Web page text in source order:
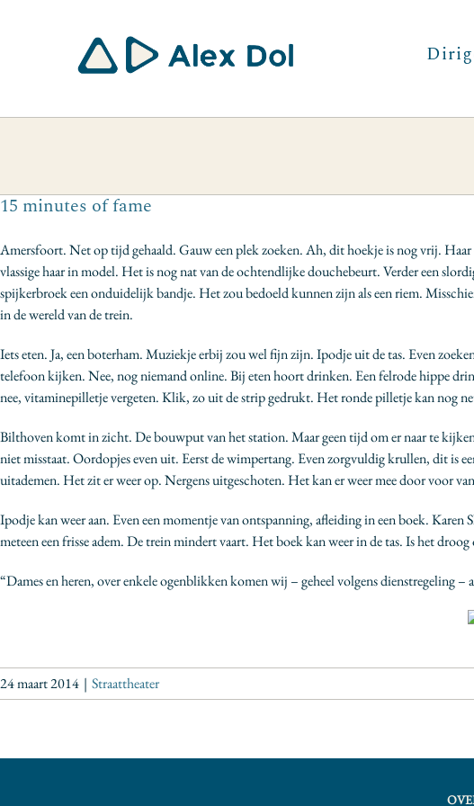
15 minutes of fame
Amersfoort. Net op tijd gehaald. Gauw een plek zoeken. Ah, dit hoekje is nog vrij. Haar
vlassige haar in model. Het is nog nat van de ochtendlijke douchebeurt. Verder een
spijkerbroek een onduidelijk bandje. Het zou bedoeld kunnen zijn als een riem.
in de wereld van de trein.
Iets eten. Ja, een boterham. Muziekje erbij zou wel fijn zijn. Ipodje uit de tas. Even
telefoon kijken. Nee, nog niemand online. Bij eten hoort drinken. Een felrode hippe
nee, vitaminepilletje vergeten. Klik, zo uit de strip gedrukt. Het ronde pilletje kan nog
Bilthoven komt in zicht. De bouwput van het station. Maar geen tijd om er naar te
niet misstaat. Oordopjes even uit. Eerst de wimpertang. Even zorgvuldig krullen, dit is
uitademen. Het zit er weer op. Nergens uitgeschoten. Het kan er weer mee door voor
Ipodje kan weer aan. Even een momentje van ontspanning, afleiding in een boek.
meteen een frisse adem. De trein mindert vaart. Het boek kan weer in de tas. Is het
“Dames en heren, over enkele ogenblikken komen wij – geheel volgens dienstregeling
24 maart 2014 | Straattheater